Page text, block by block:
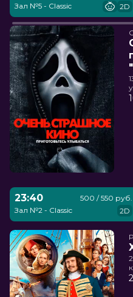
Зал №5 - Classic 2D
23:40
Зал №2 - Classic
500 / 550 руб.
2D